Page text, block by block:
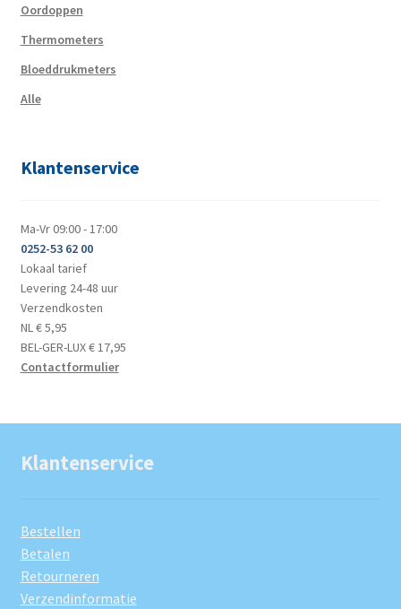
Oordoppen
Thermometers
Bloeddrukmeters
Alle
Klantenservice
Ma-Vr 09:00 - 17:00
0252-53 62 00
Lokaal tarief
Levering 24-48 uur
Verzendkosten
NL € 5,95
BEL-GER-LUX € 17,95
Contactformulier
Klantenservice
Bestellen
Betalen
Retourneren
Verzendinformatie